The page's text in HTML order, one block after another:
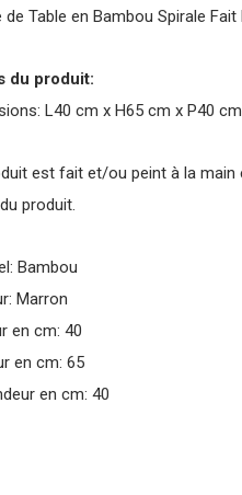
de Table en Bambou Spirale
du produit:
L40 cm x H65 cm x P40 cm
est fait et/ou peint à la
produit.
Bambou
Marron
en cm: 40
en cm: 65
en cm: 40